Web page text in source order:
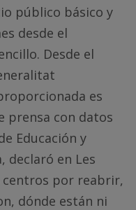
público básico y
desde el
Desde el
es
prensa con datos
Educación y
declaró en Les
centros por reabrir,
dónde están ni